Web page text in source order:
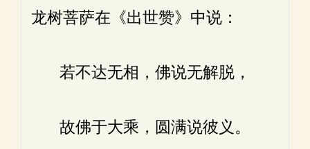
龙树菩萨在《出世赞》中说：
若不达无相，佛说无解脱，
故佛于大乘，圆满说彼义。